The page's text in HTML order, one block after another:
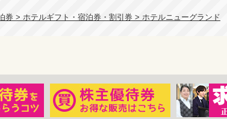
券 > ホテルギフト・宿泊券・割引券 > ホテルニューグランド